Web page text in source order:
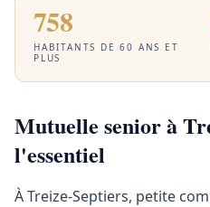
758
HABITANTS DE 60 ANS ET
PLUS
Mutuelle senior à
l'essentiel
À Treize-Septiers, petite